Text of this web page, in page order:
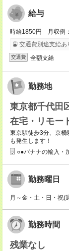
給与
時給1850円 月収例
交通費別途支給あ
交通費 全額支給
勤務地
東京都千代田
在宅・リモー
東京駅徒歩3分、京
も発生します！
○●バナナの輸入・
勤務曜日
月～金・土・日・祝
勤務時間
残業なし